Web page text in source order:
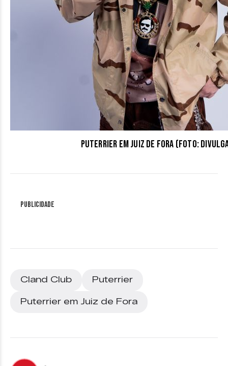
Puterrier em Juiz de Fora (Foto:
Publicidade
Cland Club Puterrier
Puterrier em Juiz de Fora